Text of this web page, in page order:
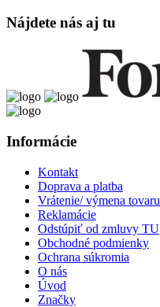
Nájdete nás aj tu
Informácie
Kontakt
Doprava a platba
Vrátenie/ výmena tovaru
Reklamácie
Odstúpiť od zmluvy TU
Obchodné podmienky
Ochrana súkromia
O nás
Úvod
Značky